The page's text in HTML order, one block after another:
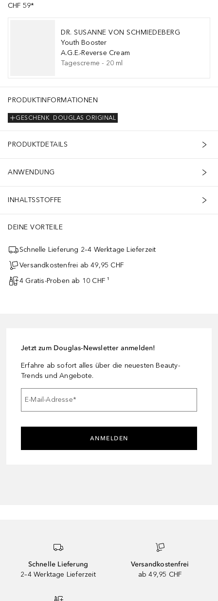
CHF 59*
DR. SUSANNE VON SCHMIEDEBERG
Youth Booster
A.G.E.-Reverse Cream
Tagescreme - 20 ml
PRODUKTINFORMATIONEN
DOUGLAS ORIGINAL
GESCHENK
PRODUKTDETAILS
ANWENDUNG
INHALTSSTOFFE
DEINE VORTEILE
Schnelle Lieferung 2–4 Werktage Lieferzeit
Versandkostenfrei ab 49,95 CHF
4 Gratis-Proben ab 10 CHF ¹
Jetzt zum Douglas-Newsletter anmelden!
Erfahre ab sofort alles über die neuesten Beauty-
Trends und Angebote.
E-Mail-Adresse*
ANMELDEN
Schnelle Lieferung
2–4 Werktage Lieferzeit
Versandkostenfrei
ab 49,95 CHF